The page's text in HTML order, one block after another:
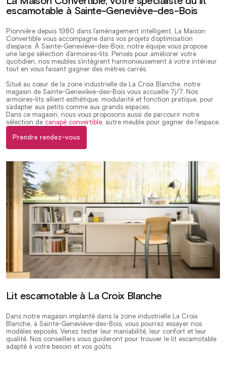
escamotable à Sainte-Geneviève-des-Bois
Pionnière depuis 1980 dans l’aménagement intelligent, La Maison
Convertible vous accompagne dans vos projets d’optimisation
d’espace. À Sainte-Geneviève-des-Bois, notre équipe vous propose
une large sélection d’armoires-lits. Pensés pour améliorer votre
quotidien, nos meubles s’intègrent harmonieusement à votre intérieur
tout en vous faisant gagner des mètres carrés.
Situé au cœur de la zone industrielle de La Croix Blanche, notre
magasin de Sainte-Geneviève-des-Bois vous accueille 7j/7. Nos
armoires-lits allient esthétique, modularité et fonction pratique, pour
s’adapter aux petits comme aux grands espaces.
Dans ce magasin, nous vous proposons aussi de parcourir notre
sélection de canapé convertible, autre meuble pour gagner de l'espace.
Prendre rendez-vous
Lit escamotable à La Croix Blanche
Dans notre magasin implanté dans la zone industrielle La Croix
Blanche, à Sainte-Geneviève-des-Bois, vous pourrez essayer nos
modèles exposés. Venez tester leur maniabilité, leur confort et leur
qualité. Nos conseillers vous guideront pour trouver le lit escamotable
adapté à votre besoin et vos goûts.